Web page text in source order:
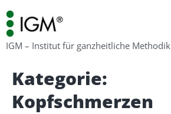
IGM – Institut für ganzheitliche Methodik
Kategorie:
Kopfschmerzen